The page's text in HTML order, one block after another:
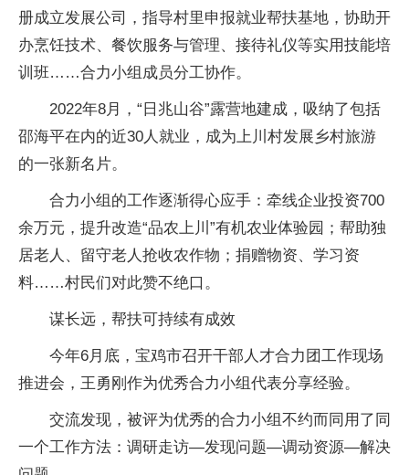
册成立发展公司，指导村里申报就业帮扶基地，协助开
办烹饪技术、餐饮服务与管理、接待礼仪等实用技能培
训班……合力小组成员分工协作。
2022年8月，“日兆山谷”露营地建成，吸纳了包括
邵海平在内的近30人就业，成为上川村发展乡村旅游
的一张新名片。
合力小组的工作逐渐得心应手：牵线企业投资700
余万元，提升改造“品农上川”有机农业体验园；帮助独
居老人、留守老人抢收农作物；捐赠物资、学习资
料……村民们对此赞不绝口。
谋长远，帮扶可持续有成效
今年6月底，宝鸡市召开干部人才合力团工作现场
推进会，王勇刚作为优秀合力小组代表分享经验。
交流发现，被评为优秀的合力小组不约而同用了同
一个工作方法：调研走访—发现问题—调动资源—解决